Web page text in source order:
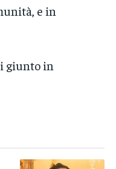
e in
giunto in